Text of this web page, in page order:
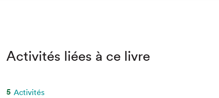
Activités liées à ce livre
5 Activités